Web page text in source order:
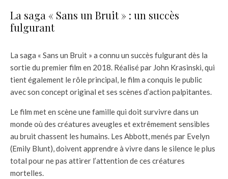
La saga « Sans un Bruit » : un succès
fulgurant
La saga « Sans un Bruit » a connu un succès fulgurant dès la
sortie du premier film en 2018. Réalisé par John Krasinski, qui
tient également le rôle principal, le film a conquis le public
avec son concept original et ses scènes d’action palpitantes.
Le film met en scène une famille qui doit survivre dans un
monde où des créatures aveugles et extrêmement sensibles
au bruit chassent les humains. Les Abbott, menés par Evelyn
(Emily Blunt), doivent apprendre à vivre dans le silence le plus
total pour ne pas attirer l’attention de ces créatures
mortelles.